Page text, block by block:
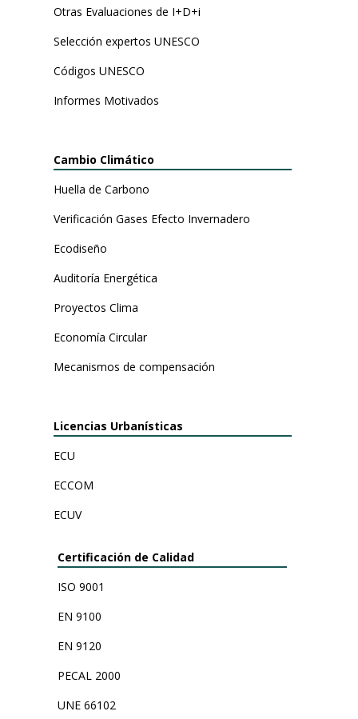
Otras Evaluaciones de I+D+i
Selección expertos UNESCO
Códigos UNESCO
Informes Motivados
Cambio Climático
Huella de Carbono
Verificación Gases Efecto Invernadero
Ecodiseño
Auditoría Energética
Proyectos Clima
Economía Circular
Mecanismos de compensación
Licencias Urbanísticas
ECU
ECCOM
ECUV
Certificación de Calidad
ISO 9001
EN 9100
EN 9120
PECAL 2000
UNE 66102